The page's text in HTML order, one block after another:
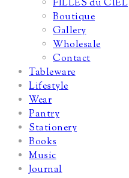
FILLES du CIEL
Boutique
Gallery
Wholesale
Contact
Tableware
Lifestyle
Wear
Pantry
Stationery
Books
Music
Journal